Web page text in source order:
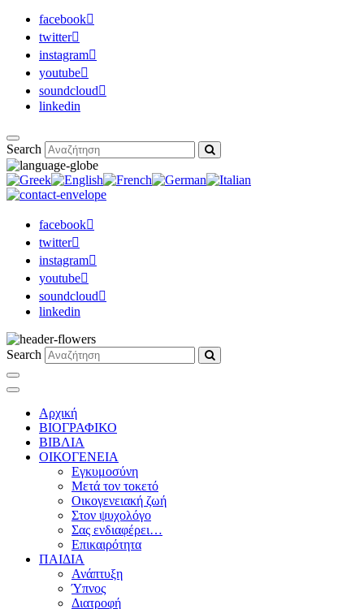
facebook
twitter
instagram
youtube
soundcloud
linkedin
Search
facebook
twitter
instagram
youtube
soundcloud
linkedin
Search
Αρχική
ΒΙΟΓΡΑΦΙΚΟ
ΒΙΒΛΙΑ
ΟΙΚΟΓΕΝΕΙΑ
Εγκυμοσύνη
Μετά τον τοκετό
Οικογενειακή ζωή
Στον ψυχολόγο
Σας ενδιαφέρει…
Επικαιρότητα
ΠΑΙΔΙΑ
Ανάπτυξη
Ύπνος
Διατροφή